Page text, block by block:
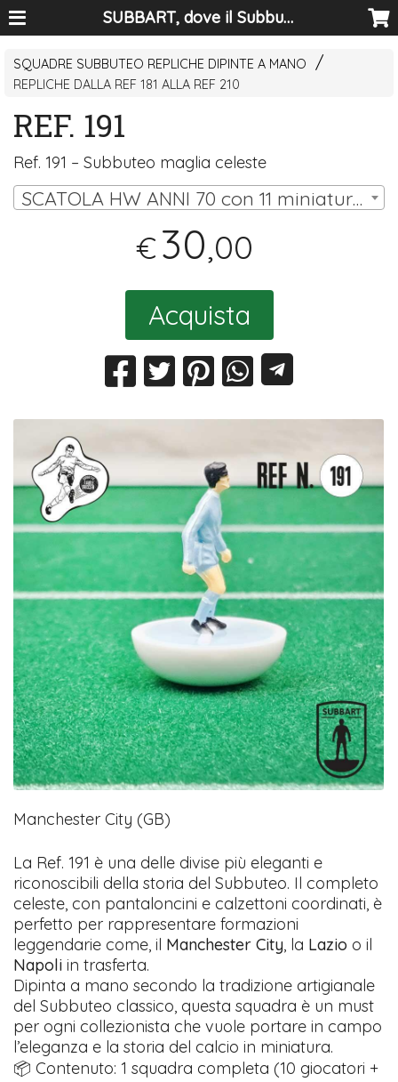
SUBBART, dove il Subbuteo diventa arte
SQUADRE SUBBUTEO REPLICHE DIPINTE A MANO
REPLICHE DALLA REF 181 ALLA REF 210
REF. 191
Ref. 191 – Subbuteo maglia celeste
SCATOLA HW ANNI 70 con 11 miniature (10 omini, portiere su asta) | € 30,00
€30,00
Acquista
Manchester City (GB)
La Ref. 191 è una delle divise più eleganti e
riconoscibili della storia del Subbuteo. Il completo
celeste, con pantaloncini e calzettoni coordinati, è
perfetto per rappresentare formazioni
leggendarie come, il Manchester City, la Lazio o il
Napoli in trasferta.
Dipinta a mano secondo la tradizione artigianale
del Subbuteo classico, questa squadra è un must
per ogni collezionista che vuole portare in campo
l’eleganza e la storia del calcio in miniatura.
📦 Contenuto: 1 squadra completa (10 giocatori +